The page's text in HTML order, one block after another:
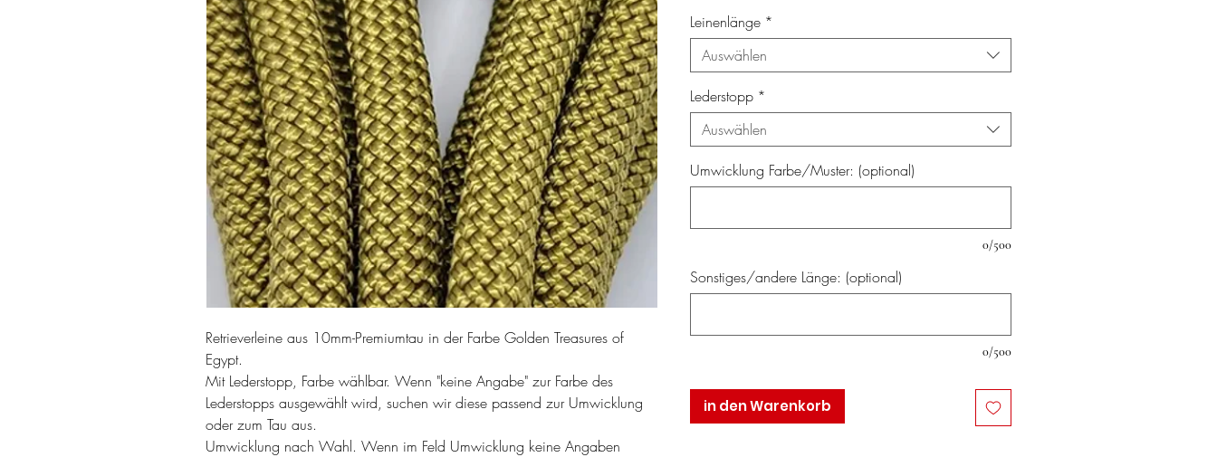
Retrieverleine aus 10mm-Premiumtau in der Farbe Golden Treasures of
Egypt.
Mit Lederstopp, Farbe wählbar. Wenn "keine Angabe" zur Farbe des
Lederstopps ausgewählt wird, suchen wir diese passend zur Umwicklung
oder zum Tau aus.
Umwicklung nach Wahl. Wenn im Feld Umwicklung keine Angaben
Leinenlänge *
Auswählen
Lederstopp *
Auswählen
Umwicklung Farbe/Muster: (optional)
0/500
Sonstiges/andere Länge: (optional)
0/500
in den Warenkorb